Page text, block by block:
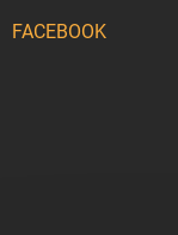
FACEBOOK